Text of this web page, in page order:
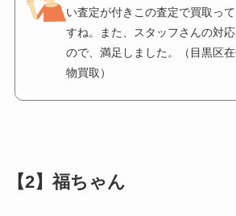
い査定が付きこの査定で買取っ
すね。また、スタッフさんの対
ので、満足しました。（目黒区
物買取）
【2】福ちゃん